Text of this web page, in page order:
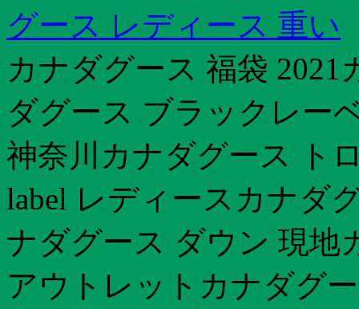
グース レディース 重い
カナダグース 福袋
ダグース ブラックレー
神奈川カナダグース ト
label レディースカナダ
ナダグース ダウン 現地
アウトレットカナダグ